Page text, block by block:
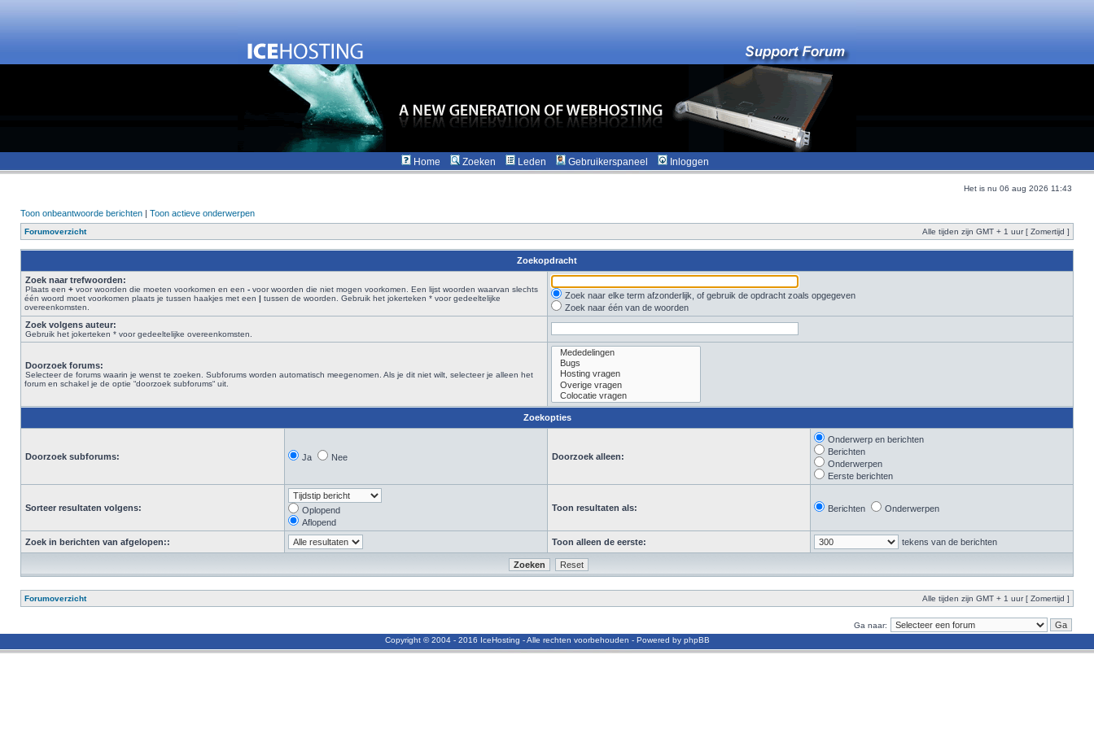
Home Zoeken Leden Gebruikerspaneel Inloggen
Het is nu 06 aug 2026 11:43
Toon onbeantwoorde berichten | Toon actieve onderwerpen
Forumoverzicht Alle tijden zijn GMT + 1 uur [ Zomertijd ]
Zoekopdracht
Zoek naar trefwoorden:
Plaats een + voor woorden die moeten voorkomen en een - voor woorden die niet mogen voorkomen. Een lijst woorden waarvan slechts
één woord moet voorkomen plaats je tussen haakjes met een | tussen de woorden. Gebruik het jokerteken * voor gedeeltelijke
overeenkomsten.
Zoek naar elke term afzonderlijk, of gebruik de opdracht zoals opgegeven
Zoek naar één van de woorden
Zoek volgens auteur:
Gebruik het jokerteken * voor gedeeltelijke overeenkomsten.
Doorzoek forums:
Selecteer de forums waarin je wenst te zoeken. Subforums worden automatisch meegenomen. Als je dit niet wilt, selecteer je alleen het
forum en schakel je de optie “doorzoek subforums“ uit.
Zoekopties
Doorzoek subforums: Ja Nee Doorzoek alleen:
Onderwerp en berichten
Berichten
Onderwerpen
Eerste berichten
Sorteer resultaten volgens:
Oplopend
Aflopend
Toon resultaten als: Berichten Onderwerpen
Zoek in berichten van afgelopen:: Toon alleen de eerste: tekens van de berichten
Forumoverzicht Alle tijden zijn GMT + 1 uur [ Zomertijd ]
Ga naar:
Copyright © 2004 - 2016 IceHosting - Alle rechten voorbehouden - Powered by phpBB